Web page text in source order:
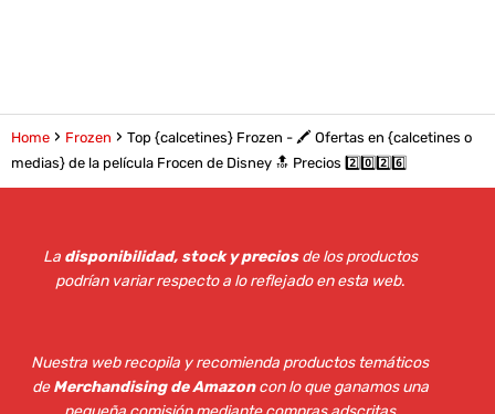
Home Frozen
Top {calcetines} Frozen - 🖍️ Ofertas en {calcetines o
medias} de la película Frocen de Disney 🔝 Precios 2️⃣0️⃣2️⃣6️⃣
La disponibilidad, stock y preciosde los productos
podrían variar respecto a lo reflejado en esta web.
Nuestra web recopila y recomienda productos temáticos
deMerchandising de Amazoncon lo que ganamos una